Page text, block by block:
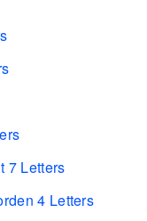
7 Letters
4 Letters